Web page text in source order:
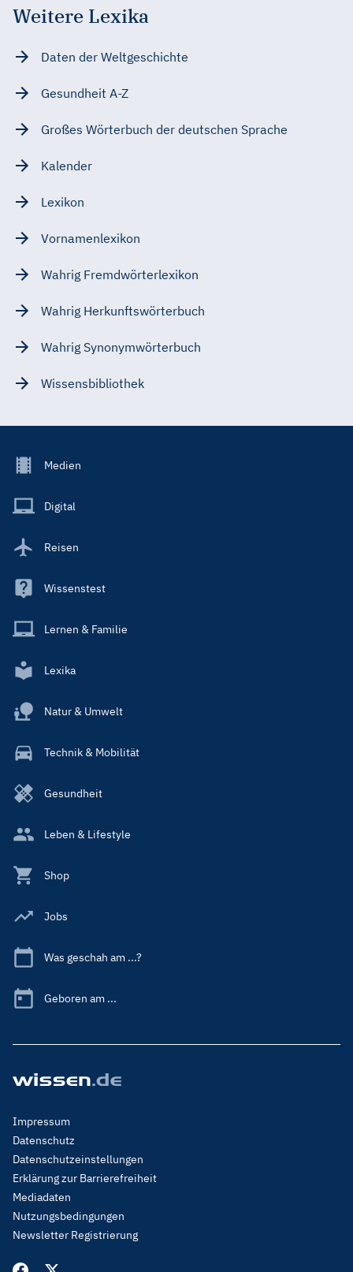
Weitere Lexika
Daten der Weltgeschichte
Gesundheit A-Z
Großes Wörterbuch der deutschen Sprache
Kalender
Lexikon
Vornamenlexikon
Wahrig Fremdwörterlexikon
Wahrig Herkunftswörterbuch
Wahrig Synonymwörterbuch
Wissensbibliothek
Footer
Main
Medien
Digital
Reisen
Wissenstest
Lernen & Familie
Lexika
Natur & Umwelt
Technik & Mobilität
Gesundheit
Leben & Lifestyle
Shop
Jobs
Was geschah am ...?
Geboren am ...
Footer
Menu
Legal
Impressum
Datenschutz
Datenschutzeinstellungen
Erklärung zur Barrierefreiheit
Mediadaten
Nutzungsbedingungen
Newsletter Registrierung